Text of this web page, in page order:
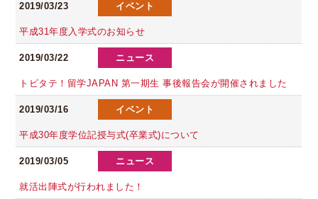
2019/03/23 イベント
平成31年度入学式のお知らせ
2019/03/22 ニュース
トビタテ！留学JAPAN 第一期生 事後報告会が開催されました
2019/03/16 イベント
平成30年度学位記授与式(卒業式)について
2019/03/05 ニュース
就活出陣式が行われました！